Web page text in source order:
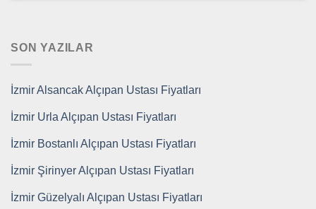
SON YAZILAR
İzmir Alsancak Alçıpan Ustası Fiyatları
İzmir Urla Alçıpan Ustası Fiyatları
İzmir Bostanlı Alçıpan Ustası Fiyatları
İzmir Şirinyer Alçıpan Ustası Fiyatları
İzmir Güzelyalı Alçıpan Ustası Fiyatları